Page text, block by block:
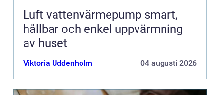
Luft vattenvärmepump smart,
hållbar och enkel uppvärmning
av huset
Viktoria Uddenholm 04 augusti 2026